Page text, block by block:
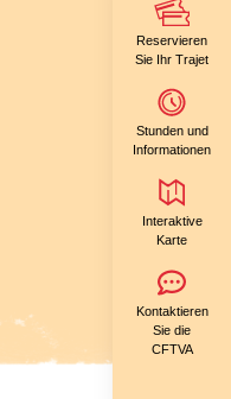
Reservieren
Sie Ihr Trajet
Stunden und
Informationen
Interaktive
Karte
Kontaktieren
Sie die
CFTVA